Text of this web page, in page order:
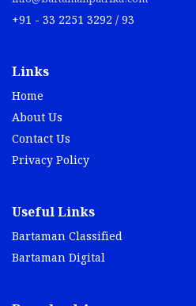
+91 - 33 2251 3292 / 93
Links
Home
About Us
Contact Us
Privacy Policy
Useful Links
Bartaman Classified
Bartaman Digital